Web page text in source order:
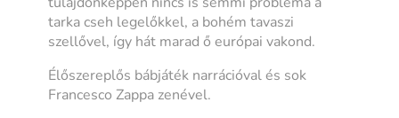
tarka cseh legelőkkel, a bohém tavaszi
szellővel, így hát marad ő európai vakond.
Élőszereplős bábjáték narrációval és sok
Francesco Zappa zenével.